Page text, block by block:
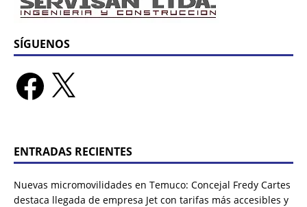
SÍGUENOS
ENTRADAS RECIENTES
Nuevas micromovilidades en Temuco: Concejal Fredy Cartes
destaca llegada de empresa Jet con tarifas más accesibles y